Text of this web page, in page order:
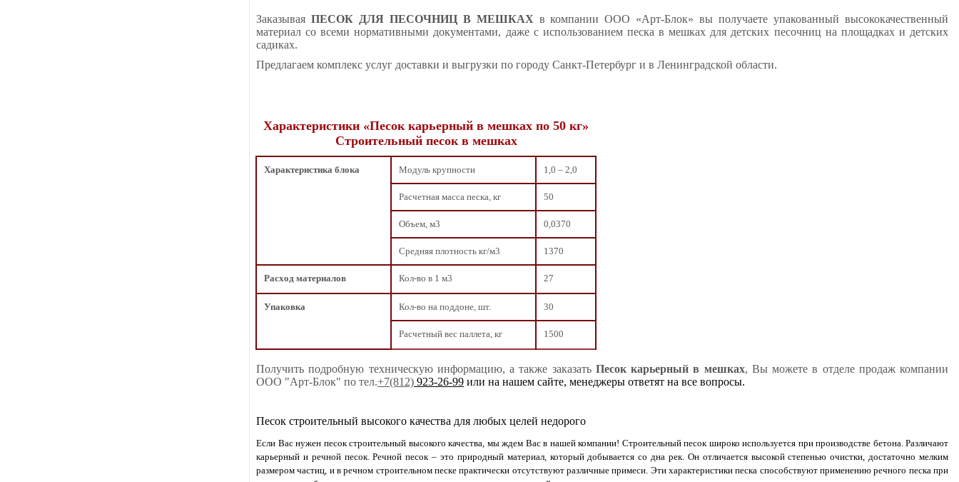
Заказывая ПЕСОК ДЛЯ ПЕСОЧНИЦ В МЕШКАХ в компании ООО «Арт-Блок» вы получаете упакованный высококачественный
материал со всеми нормативными документами, даже с использованием песка в мешках для детских песочниц на площадках и детских
садиках.
Предлагаем комплекс услуг доставки и выгрузки по городу Санкт-Петербург и в Ленинградской области.
Характеристики «Песок карьерный в мешках по 50 кг»
Строительный песок в мешках
Характеристика блока Модуль крупности 1,0 – 2,0
Расчетная масса песка, кг 50
Объем, м3 0,0370
Средняя плотность кг/м3 1370
Расход материалов Кол-во в 1 м3 27
Упаковка Кол-во на поддоне, шт. 30
Расчетный вес паллета, кг 1500
Получить подробную техническую информацию, а также заказать Песок карьерный в мешках, Вы можете в отделе продаж компании
ООО "Арт-Блок" по тел.+7(812) 923-26-99 или на нашем сайте, менеджеры ответят на все вопросы.
Песок строительный высокого качества для любых целей недорого
Если Вас нужен песок строительный высокого качества, мы ждем Вас в нашей компании! Строительный песок широко используется при производстве бетона. Различают
карьерный и речной песок. Речной песок – это природный материал, который добывается со дна рек. Он отличается высокой степенью очистки, достаточно мелким
размером частиц, и в речном строительном песке практически отсутствуют различные примеси. Эти характеристики песка способствуют применению речного песка при